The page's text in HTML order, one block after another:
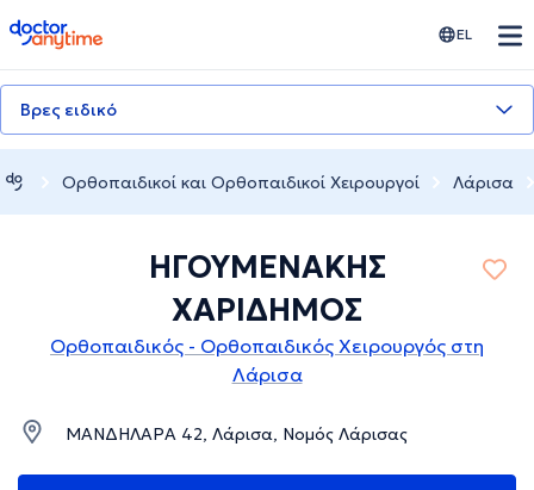
doctoranytime EL
Βρες ειδικό
Ορθοπαιδικοί και Ορθοπαιδικοί Χειρουργοί Λάρισα
ΗΓΟΥΜΕΝΑΚΗΣ
ΧΑΡΙΔΗΜΟΣ
Ορθοπαιδικός - Ορθοπαιδικός Χειρουργός στη
Λάρισα
ΜΑΝΔΗΛΑΡΑ 42, Λάρισα, Νομός Λάρισας